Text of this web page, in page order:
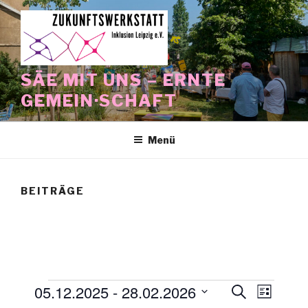
Zum
Inhalt
springen
SÄE MIT UNS – ERNTE
GEMEIN·SCHAFT
Menü
BEITRÄGE
Veranstaltungen
V
S
V
L
05.12.2025 - 28.02.2026